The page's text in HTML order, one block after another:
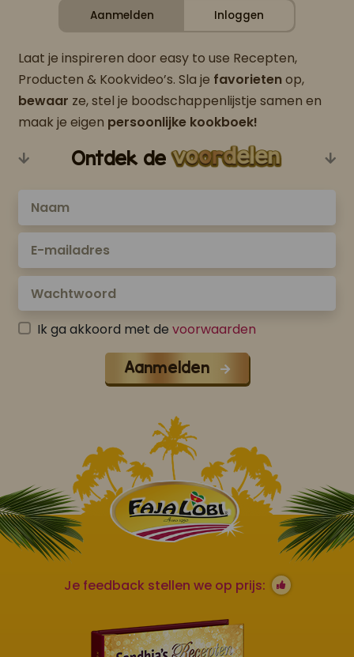
Aanmelden Inloggen
Laat je inspireren door easy to use Recepten,
Producten & Kookvideo’s. Sla je favorietenop,
bewaar ze, stel je boodschappenlijstje samen en
maak je eigen persoonlijke kookboek!
Ontdek de
Ik ga akkoord met de voorwaarden
Aanmelden
Je feedback stellen we op prijs: